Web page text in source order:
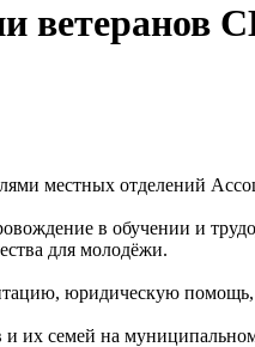
ветеранов
местных отделений
в обучении и
для молодёжи.
юридическую
и их семей на